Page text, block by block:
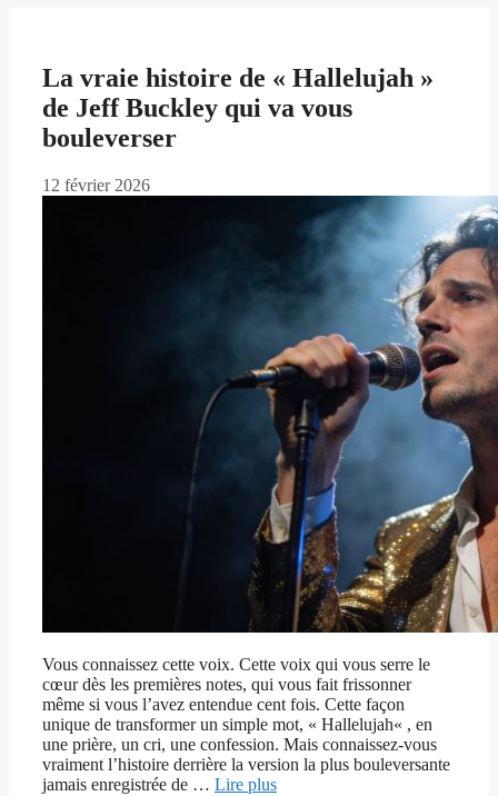
La vraie histoire de « Hallelujah »
de Jeff Buckley qui va vous
bouleverser
12 février 2026
Vous connaissez cette voix. Cette voix qui vous serre le
cœur dès les premières notes, qui vous fait frissonner
même si vous l’avez entendue cent fois. Cette façon
unique de transformer un simple mot, « Hallelujah« , en
une prière, un cri, une confession. Mais connaissez-vous
vraiment l’histoire derrière la version la plus bouleversante
jamais enregistrée de … Lire plus